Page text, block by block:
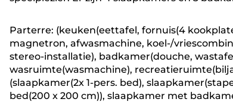
Parterre: (keuken(eettafel, fornuis(4
magnetron, afwasmachine, koel-/
stereo-installatie), badkamer(douche,
wasruimte(wasmachine),
(slaapkamer(2x 1-pers. bed),
bed(200 x 200 cm)), slaapkamer met